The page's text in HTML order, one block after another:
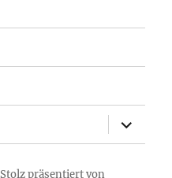
anzeigen
Stolz präsentiert von